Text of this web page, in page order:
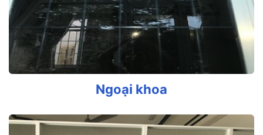
Ngoại khoa